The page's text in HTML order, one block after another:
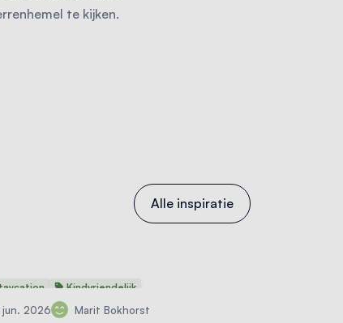
te kijken.
Alle inspiratie
Kindvriendelijk
jun. 2026 Marit Bokhorst